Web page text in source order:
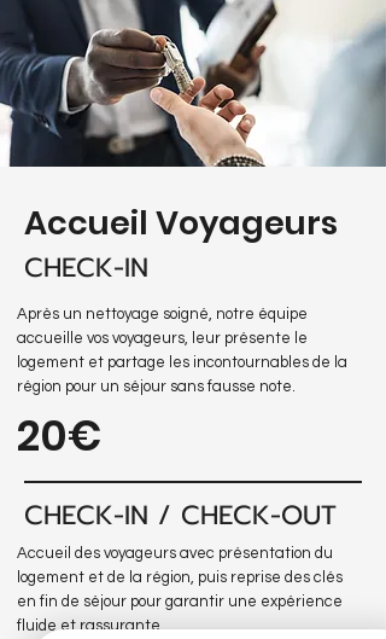
Accueil Voyageurs
CHECK-IN
Après un nettoyage soigné, notre équipe
accueille vos voyageurs, leur présente le
logement et partage les incontournables de la
région pour un séjour sans fausse note.
20€
CHECK-IN / CHECK-OUT
Accueil des voyageurs avec présentation du
logement et de la région, puis reprise des clés
en fin de séjour pour garantir une expérience
fluide et rassurante.